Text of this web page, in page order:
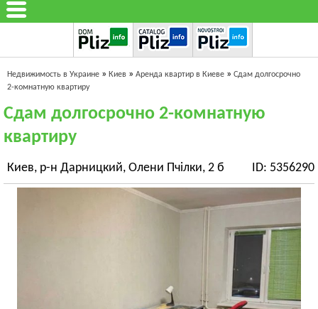
Недвижимость в Украине » Киев » Аренда квартир в Киеве » Сдам долгосрочно
2-комнатную квартиру
Сдам долгосрочно 2-комнатную
квартиру
Киев, р-н Дарницкий, Олени Пчілки, 2 б ID: 5356290